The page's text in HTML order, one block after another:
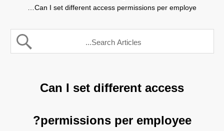
Can I set different access permissions per employe…
Can I set different access
permissions per employee?